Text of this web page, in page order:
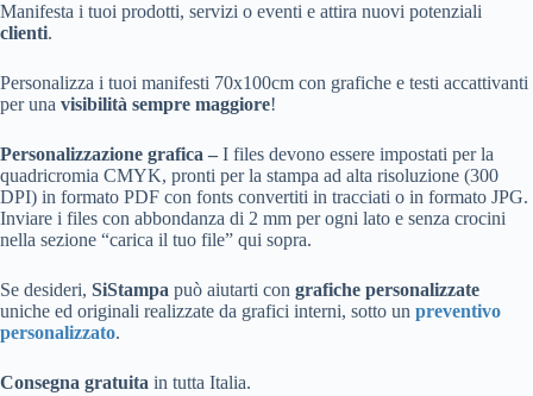
Manifesta i tuoi prodotti, servizi o eventi e attira nuovi potenziali
clienti.
Personalizza i tuoi manifesti 70x100cm con grafiche e testi accattivanti
per una visibilità sempre maggiore!
Personalizzazione grafica – I files devono essere impostati per la
quadricromia CMYK, pronti per la stampa ad alta risoluzione (300
DPI) in formato PDF con fonts convertiti in tracciati o in formato JPG.
Inviare i files con abbondanza di 2 mm per ogni lato e senza crocini
nella sezione “carica il tuo file” qui sopra.
Se desideri, SiStampa può aiutarti con grafiche personalizzate
uniche ed originali realizzate da grafici interni, sotto un preventivo
personalizzato.
Consegna gratuita in tutta Italia.